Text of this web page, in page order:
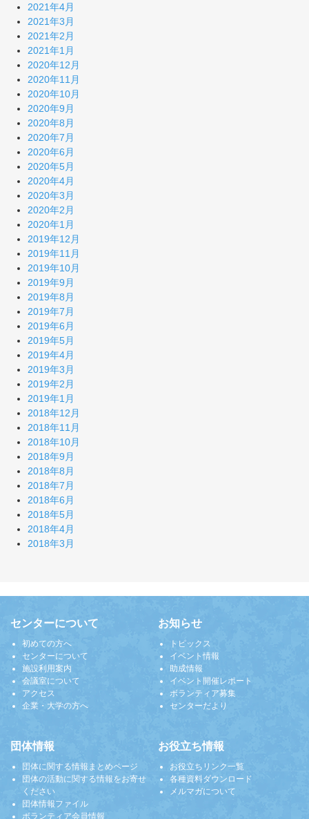
2021年4月
2021年3月
2021年2月
2021年1月
2020年12月
2020年11月
2020年10月
2020年9月
2020年8月
2020年7月
2020年6月
2020年5月
2020年4月
2020年3月
2020年2月
2020年1月
2019年12月
2019年11月
2019年10月
2019年9月
2019年8月
2019年7月
2019年6月
2019年5月
2019年4月
2019年3月
2019年2月
2019年1月
2018年12月
2018年11月
2018年10月
2018年9月
2018年8月
2018年7月
2018年6月
2018年5月
2018年4月
2018年3月
センターについて
初めての方へ
センターについて
施設利用案内
会議室について
アクセス
企業・大学の方へ
お知らせ
トピックス
イベント情報
助成情報
イベント開催レポート
ボランティア募集
センターだより
団体情報
団体に関する情報まとめページ
団体の活動に関する情報をお寄せ
ください
団体情報ファイル
ボランティア会員情報
お役立ち情報
お役立ちリンク一覧
各種資料ダウンロード
メルマガについて